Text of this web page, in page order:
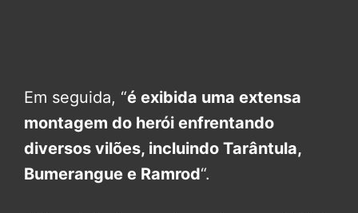
Em seguida, “é exibida uma extensa
montagem do herói enfrentando
diversos vilões, incluindo Tarântula,
Bumerangue e Ramrod“.